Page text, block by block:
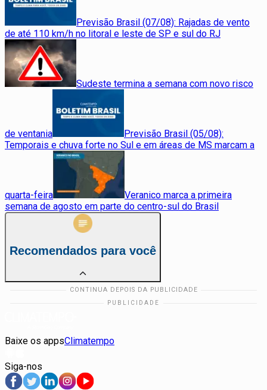
Previsão Brasil (07/08): Rajadas de vento
de até 110 km/h no litoral e leste de SP e sul do RJ
Sudeste termina a semana com novo risco
de ventania
Previsão Brasil (05/08):
Temporais e chuva forte no Sul e em áreas de MS marcam a
quarta-feira
Veranico marca a primeira
semana de agosto em parte do centro-sul do Brasil
Recomendados para você
Baixe os appsClimatempo
Siga-nos